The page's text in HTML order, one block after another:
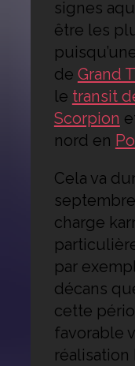
signes
être les
de Grand
le transit
Scorpion
nord en
Cela va
charge
par
décans
cette
favorable